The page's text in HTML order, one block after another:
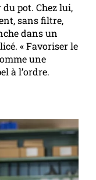
pot. Chez lui,
sans filtre,
dans un
« Favoriser le
une
à l’ordre.